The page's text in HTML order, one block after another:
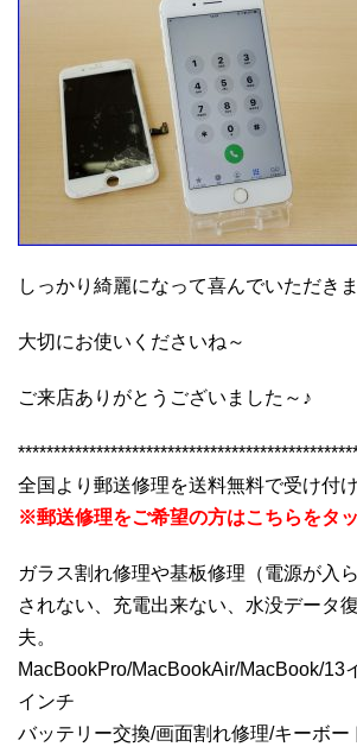
しっかり綺麗になって喜んでいただき
大切にお使いくださいね～
ご来店ありがとうございました～♪
全国より郵送修理を送料無料で受け付け
※郵送修理をご希望の方はこちらをタ
ガラス割れ修理や基板修理（電源が入
されない、充電出来ない、水没データ
夫。
MacBookPro/MacBookAir/MacBook/13
インチ
バッテリー交換/画面割れ修理/キーボー